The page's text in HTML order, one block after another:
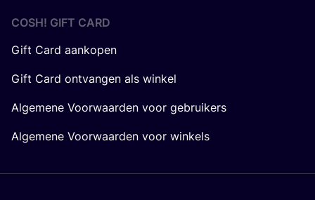
COSH! GIFT CARD
Gift Card aankopen
Gift Card ontvangen als winkel
Algemene Voorwaarden voor gebruikers
Algemene Voorwaarden voor winkels